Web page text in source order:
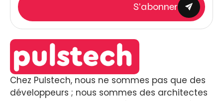
Chez Pulstech, nous ne sommes pas que des
développeurs ; nous sommes des architectes
S'abonner